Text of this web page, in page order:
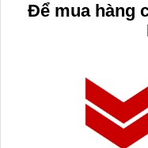
Để mua hàng